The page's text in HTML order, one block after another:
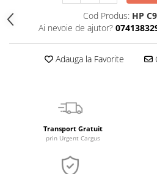
Cod Produs: HP
Ai nevoie de ajutor?
Adauga la Favorite
Transport Gratuit
prin Urgent Cargus